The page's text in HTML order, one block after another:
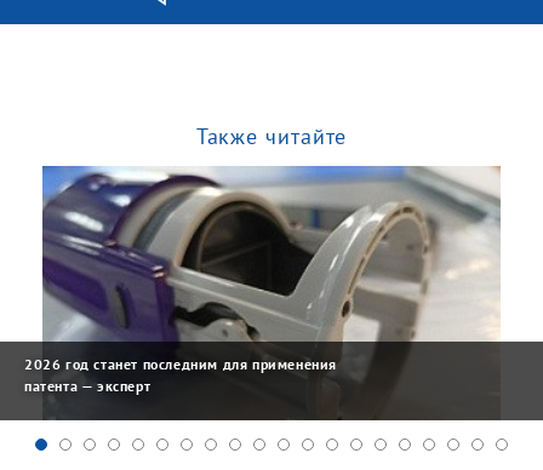
Также читайте
2026 год станет последним для применения
патента — эксперт